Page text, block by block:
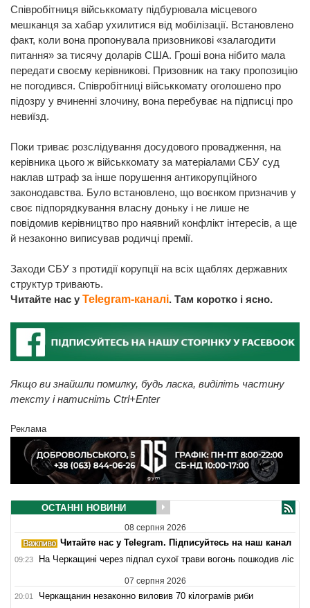
Співробітниця військкомату підбурювала місцевого
мешканця за хабар ухилитися від мобілізації. Встановлено
факт, коли вона пропонувала призовникові «залагодити
питання» за тисячу доларів США. Гроші вона нібито мала
передати своєму керівникові. Призовник на таку пропозицію
не погодився. Співробітниці військкомату оголошено про
підозру у вчиненні злочину, вона перебуває на підписці про
невиїзд.
Поки триває розслідування досудового провадження, на
керівника цього ж військкомату за матеріалами СБУ суд
наклав штраф за інше порушення антикорупційного
законодавства. Було встановлено, що воєнком призначив у
своє підпорядкування власну доньку і не лише не
повідомив керівництво про наявний конфлікт інтересів, а ще
й незаконно виписував родичці премії.
Заходи СБУ з протидії корупції на всіх щаблях державних
структур тривають.
Читайте нас у Telegram-каналі. Там коротко і ясно.
Якщо ви знайшли помилку, будь ласка, виділіть частину
тексту і натисніть Ctrl+Enter
Реклама
ОСТАННІ НОВИНИ
08 серпня 2026
Читайте нас у Telegram. Підписуйтесь на наш канал
09:23 На Черкащині через підпал сухої трави вогонь пошкодив ліс
07 серпня 2026
20:01 Черкащанин незаконно виловив 70 кілограмів риби